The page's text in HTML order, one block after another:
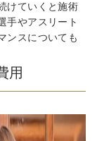
けていくと施術
手やアスリート
ンスについても
用